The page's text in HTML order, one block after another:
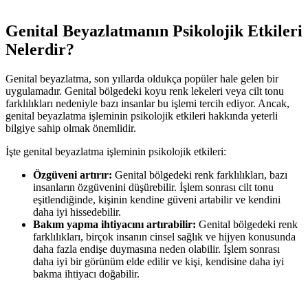
Genital Beyazlatmanın Psikolojik Etkileri
Nelerdir?
Genital beyazlatma, son yıllarda oldukça popüler hale gelen bir
uygulamadır. Genital bölgedeki koyu renk lekeleri veya cilt tonu
farklılıkları nedeniyle bazı insanlar bu işlemi tercih ediyor. Ancak,
genital beyazlatma işleminin psikolojik etkileri hakkında yeterli
bilgiye sahip olmak önemlidir.
İşte genital beyazlatma işleminin psikolojik etkileri:
Özgüveni artırır: Genital bölgedeki renk farklılıkları, bazı
insanların özgüvenini düşürebilir. İşlem sonrası cilt tonu
eşitlendiğinde, kişinin kendine güveni artabilir ve kendini
daha iyi hissedebilir.
Bakım yapma ihtiyacını artırabilir: Genital bölgedeki renk
farklılıkları, birçok insanın cinsel sağlık ve hijyen konusunda
daha fazla endişe duymasına neden olabilir. İşlem sonrası
daha iyi bir görünüm elde edilir ve kişi, kendisine daha iyi
bakma ihtiyacı doğabilir.